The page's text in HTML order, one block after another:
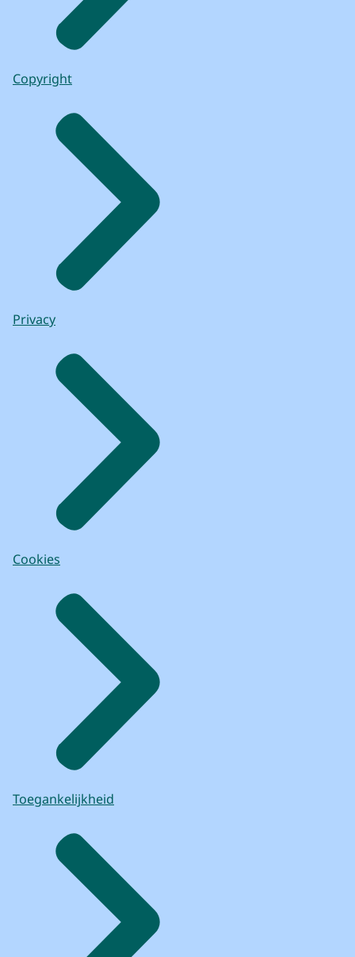
Hierdoor ontstonden er ook mooie
gesprekken aan het hek.
MIGNONNE: Ik vond persoonlijk dat dit
onderzoek wel echt supergaaf was,
want ik heb nog nooit zo samengewerkt
met publiek
en dat het zo toegankelijk was voor
iedereen.
Dat vond ik echt heel erg bijzonder, en daar
hebben we allemaal wat van mogen leren.
We hoorden ook heel vaak mensen aan het
hek vertellen
zelf,
eigen ogen te zien.
Dat was wel heel erg leuk.
Ik heb ook gesprekken gevoerd met
mensen, die waren ook enorm enthousiast.
Het publiek was heel erg gevarieerd, dus
het waren buitenlandse toeristen,
maar dus ook echt Hagenezen, Hagenaars
die kwamen kijken naar hun erfgoed.
(Een lange, witte gang.)
VOICE-OVER: Begin september 2023 werd
naar de bodem onder de vloer van de
begane grond van de voormalige Hofkapel.
Deze ruimte bevindt zich grotendeels onder
de gang en de kantoorruimtes
van de begane grond van de Eerste Kamer
aan de zuidzijde van de Hofkapel.
Op basis van scans van de vloeren en van
de kelderwand is bepaald
waar de gaten elektrisch geboord konden
worden
om zo meer te weten te komen
over wat er onder de vloer of achter de
kelderwand zit,
zand of holle ruimtes.
In samenspraak met de archeologen en
Monumentenzorg
van de gemeente Den Haag, constructeurs
Copyright
Privacy
Cookies
Toegankelijkheid